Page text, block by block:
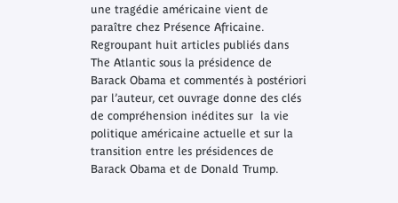
une tragédie américaine vient de
paraître chez Présence Africaine.
Regroupant huit articles publiés dans
The Atlanticsous la présidence de
Barack Obama et commentés à postériori
par l’auteur, cet ouvrage donne des clés
de compréhension inédites sur la vie
politique américaine actuelle et sur la
transition entre les présidences de
Barack Obama et de Donald Trump.